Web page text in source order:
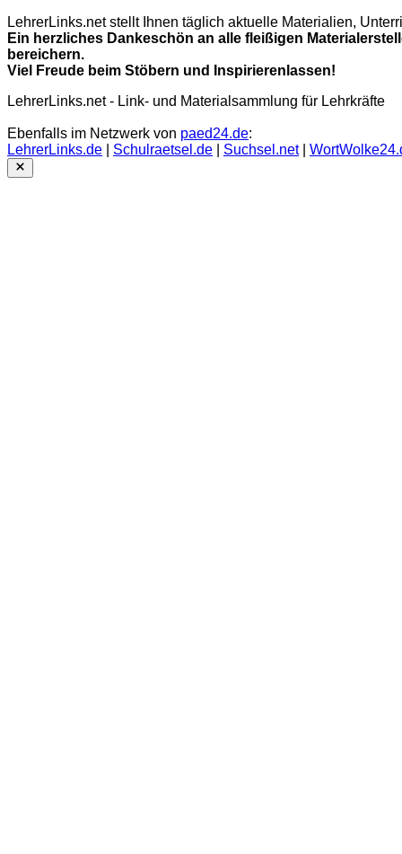
LehrerLinks.net stellt Ihnen täglich aktuelle Materialien,
Ein herzliches Dankeschön an alle fleißigen
bereichern.
Viel Freude beim Stöbern und Inspirierenlassen!
LehrerLinks.net - Link- und Materialsammlung für Lehrkräfte
Ebenfalls im Netzwerk von paed24.de:
LehrerLinks.de
Schulraetsel.de Suchsel.net|
Close